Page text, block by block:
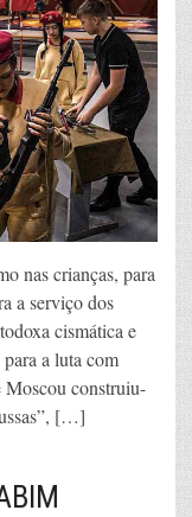
nas crianças, para
a serviço dos
cismática e
a luta com
Moscou construiu-
[…]